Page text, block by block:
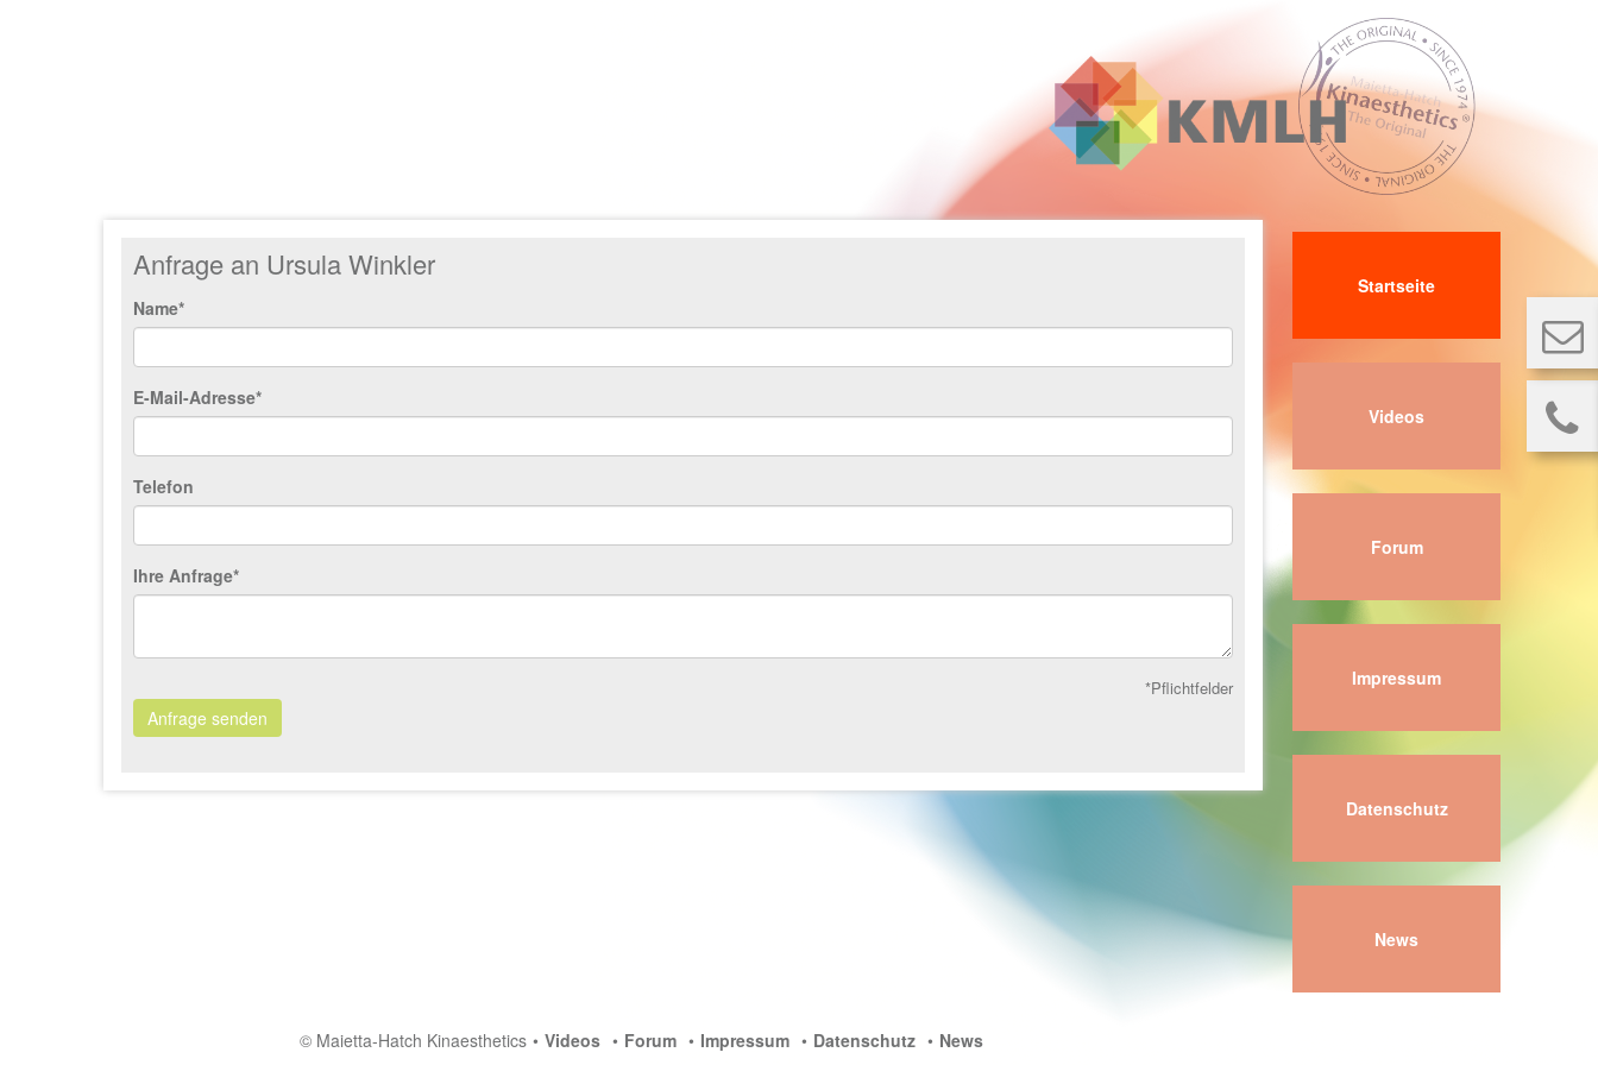
Anfrage an Ursula Winkler
Name*
E-Mail-Adresse*
Telefon
Ihre Anfrage*
*Pflichtfelder
Anfrage senden
Startseite
Videos
Forum
Impressum
Datenschutz
News
© Maietta-Hatch Kinaesthetics Videos Forum Impressum Datenschutz News